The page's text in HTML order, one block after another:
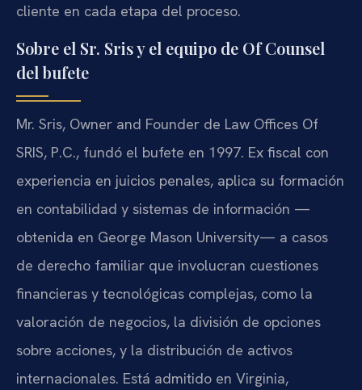
cliente en cada etapa del proceso.
Sobre el Sr. Sris y el equipo de Of Counsel
del bufete
Mr. Sris, Owner and Founder de Law Offices Of
SRIS, P.C., fundó el bufete en 1997. Ex fiscal con
experiencia en juicios penales, aplica su formación
en contabilidad y sistemas de información —
obtenida en George Mason University— a casos
de derecho familiar que involucran cuestiones
financieras y tecnológicas complejas, como la
valoración de negocios, la división de opciones
sobre acciones, y la distribución de activos
internacionales. Está admitido en Virginia,